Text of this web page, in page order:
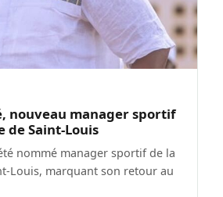
nouveau manager sportif
de Saint-Louis
nommé manager sportif de la
Louis, marquant son retour au